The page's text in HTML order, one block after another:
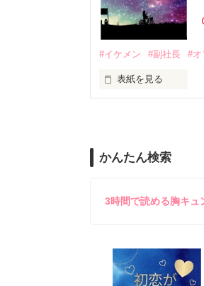
パイロット
鶴見茉莉　二十八歳
mari
雑貨店店員
とっても幸せだっ
ごめんなさい、私
こっそりひっそり
双子を育ててました
#イケメン #副社長 #
表紙を見る
かんたん検索
3時間で読める胸キュ